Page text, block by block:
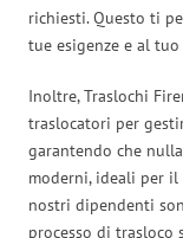
richiesti. Questo ti
tue esigenze e al
Inoltre, Traslochi
traslocatori per
garantendo che
moderni, ideali per
nostri dipendenti
processo di trasloco